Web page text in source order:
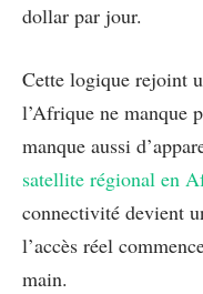
dollar par jour.
Cette logique rejoint
l’Afrique ne manque
manque aussi
satellite régional en
connectivité devient
l’accès réel
main.